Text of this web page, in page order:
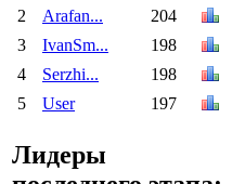
2
Arafan...
204
3
IvanSm...
198
4
Serzhi...
198
5
User 197
Лидеры